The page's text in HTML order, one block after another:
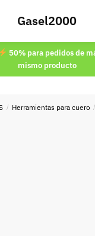
Gasel2000
50% para pedidos de
mismo producto
/ Herramientas para cuero /